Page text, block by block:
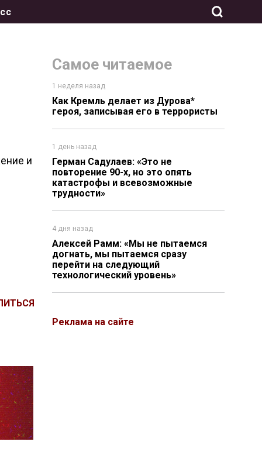
Самое читаемое
1 неделя назад
Как Кремль делает из Дурова*
героя, записывая его в террористы
1 день назад
Герман Садулаев: «Это не
повторение 90-х, но это опять
катастрофы и всевозможные
трудности»
4 дня назад
Алексей Рамм: «Мы не пытаемся
догнать, мы пытаемся сразу
перейти на следующий
технологический уровень»
Реклама на сайте
и